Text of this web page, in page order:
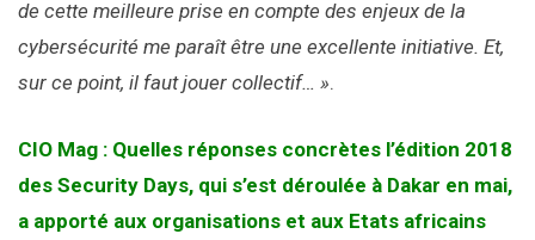
de cette meilleure prise en compte des enjeux de la
cybersécurité me paraît être une excellente initiative. Et,
sur ce point, il faut jouer collectif… ».
CIO Mag : Quelles réponses concrètes l’édition 2018
des Security Days, qui s’est déroulée à Dakar en mai,
a apporté aux organisations et aux Etats africains